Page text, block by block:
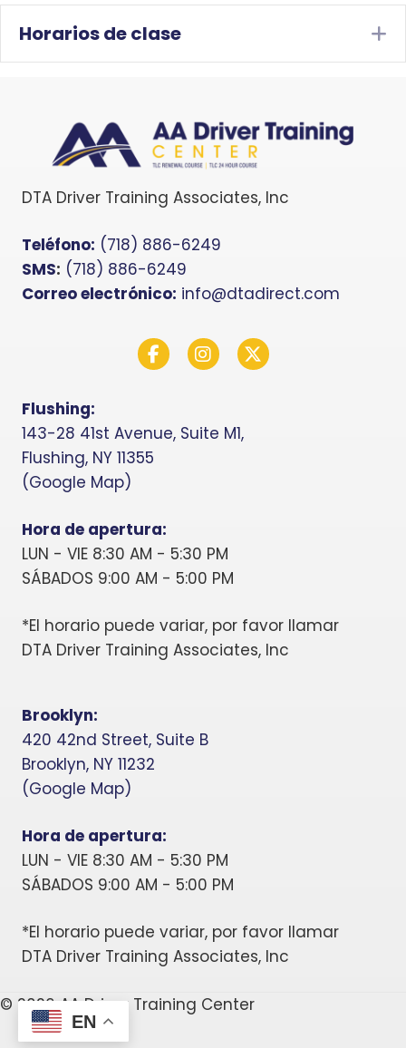
Horarios de clase
DTA Driver Training Associates, Inc
Teléfono: (718) 886-6249
SMS: (718) 886-6249
Correo electrónico: info@dtadirect.com
FacebookInstagram
Twitter X
Flushing:
143-28 41st Avenue, Suite M1,
Flushing, NY 11355
(Google Map)
Hora de apertura:
LUN - VIE 8:30 AM - 5:30 PM
SÁBADOS 9:00 AM - 5:00 PM
*El horario puede variar, por favor llamar
DTA Driver Training Associates, Inc
Brooklyn:
420 42nd Street, Suite B
Brooklyn, NY 11232
(Google Map)
Hora de apertura:
LUN - VIE 8:30 AM - 5:30 PM
SÁBADOS 9:00 AM - 5:00 PM
*El horario puede variar, por favor llamar
DTA Driver Training Associates, Inc
© 2026 AA Driver Training Center
EN